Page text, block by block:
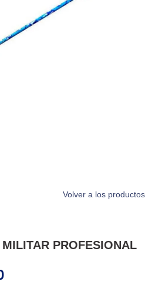
Volver a los productos
PROFESIONAL